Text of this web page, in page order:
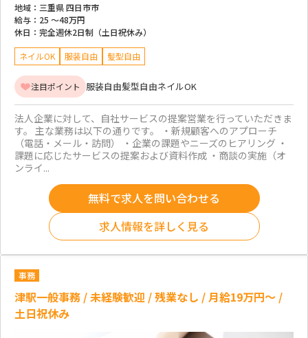
地域： 三重県 四日市市
給与： 25 ～48万円
休日： 完全週休2日制（土日祝休み）
ネイルOK 服装自由 髪型自由
注目ポイント 服装自由髪型自由ネイルOK
法人企業に対して、自社サービスの提案営業を行っていただきま
す。 主な業務は以下の通りです。 ・新規顧客へのアプローチ
（電話・メール・訪問） ・企業の課題やニーズのヒアリング ・
課題に応じたサービスの提案および資料作成 ・商談の実施（オ
ンライ...
無料で求人を問い合わせる
求人情報を詳しく見る
事務
津駅一般事務 / 未経験歓迎 / 残業なし / 月給19万円～ /
土日祝休み